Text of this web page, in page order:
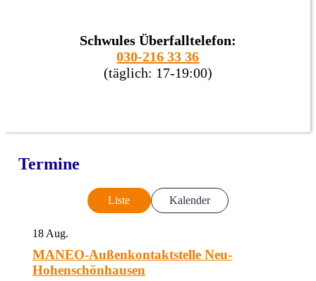
Schwules Überfalltelefon:
030-216 33 36
(täglich: 17-19:00)
Termine
Liste Kalender
18 Aug.
MANEO-Außenkontaktstelle Neu-
Hohenschönhausen